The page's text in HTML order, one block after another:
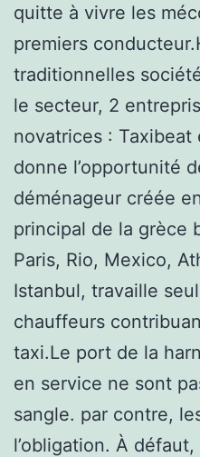
quitte à vivre les
premiers
traditionnelles
le secteur, 2
novatrices :
donne l’opportunité
déménageur créée
principal de la grèce
Paris, Rio, Mexico,
Istanbul, travaille
chauffeurs
taxi.Le port de la
en service ne sont
sangle. par contre,
l’obligation. À